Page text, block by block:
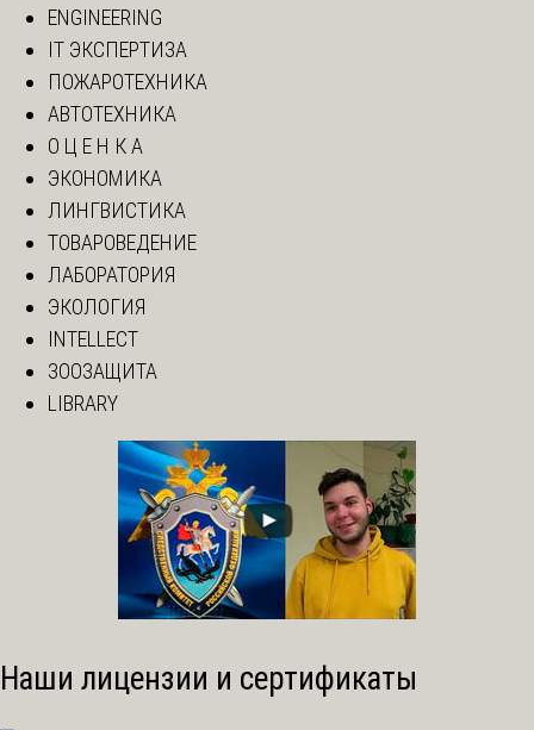
ENGINEERING
IT ЭКСПЕРТИЗА
ПОЖАРОТЕХНИКА
АВТОТЕХНИКА
О Ц Е Н К А
ЭКОНОМИКА
ЛИНГВИСТИКА
ТОВАРОВЕДЕНИЕ
ЛАБОРАТОРИЯ
ЭКОЛОГИЯ
INTELLECT
ЗООЗАЩИТА
LIBRARY
Наши лицензии и сертификаты